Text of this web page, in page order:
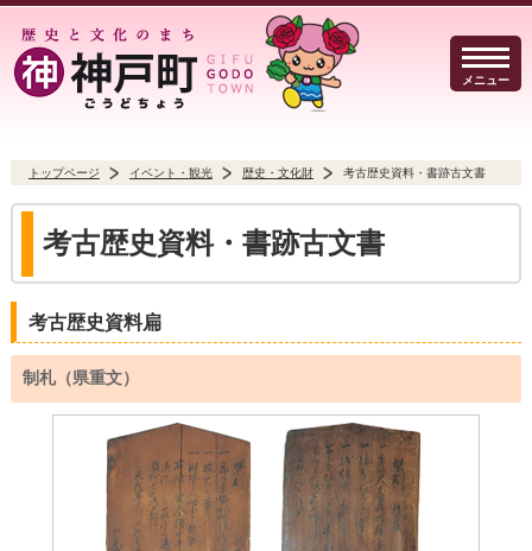
メニュー
暮らしのガイド イベント・観光
事業者の方へ
Select Language ▼
文字サイズ
トップページ イベント・観光 歴史・文化財 考古歴史資料・書跡古文書
考古歴史資料・書跡古文書
考古歴史資料扁
制札（県重文）